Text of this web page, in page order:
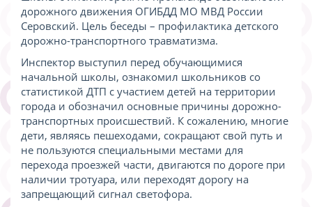
дорожного движения ОГИБДД МО МВД России
Серовский. Цель беседы – профилактика детского
дорожно-транспортного травматизма.
Инспектор выступил перед обучающимися
начальной школы, ознакомил школьников со
статистикой ДТП с участием детей на территории
города и обозначил основные причины дорожно-
транспортных происшествий. К сожалению, многие
дети, являясь пешеходами, сокращают свой путь и
не пользуются специальными местами для
перехода проезжей части, двигаются по дороге при
наличии тротуара, или переходят дорогу на
запрещающий сигнал светофора.